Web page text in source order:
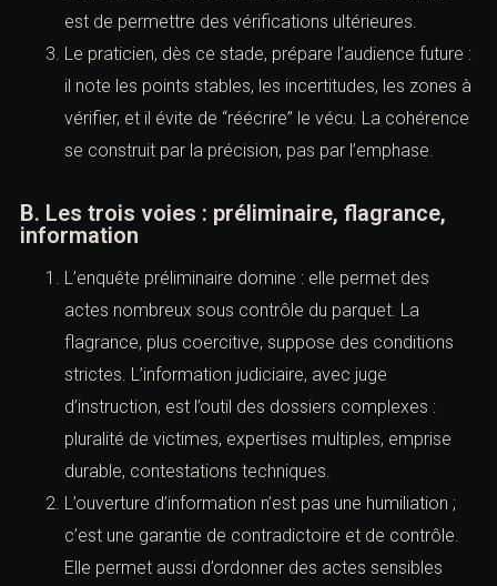
dossiers anciens, l’enjeu est de sauver ce qui reste
: messages, carnets, attestations, souvenirs situés,
archives de vie.
La première audition doit être structurée. Elle vise
à obtenir un récit exploitable sans épuiser la
logique est de permettre des vérifications
ultérieures.
Le praticien, dès ce stade, prépare l’audience
future : il note les points stables, les incertitudes,
les zones à vérifier, et il évite de “réécrire” le vécu.
La cohérence se construit par la précision, pas par
l’emphase.
B. Les trois voies : préliminaire, flagrance,
information
L’enquête préliminaire domine : elle permet des
actes nombreux sous contrôle du parquet. La